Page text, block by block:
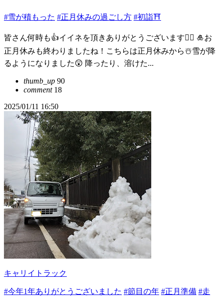
#雪が積もった #正月休みの過ごし方 #初詣⛩️
皆さん何時も👍イイネを頂きありがとうございます🙇‍♂️ 🎍お
正月休みも終わりましたね！こちらは正月休みから☃️雪が降
るようになりました😲 降ったり、溶けた...
thumb_up 90
comment18
2025/01/11 16:50
キャリイトラック
#今年1年ありがとうございました #節目の年 #正月準備 #走